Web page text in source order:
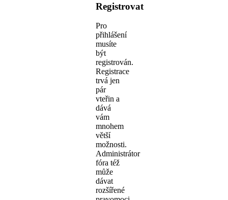
Registrovat
Pro
přihlášení
musíte
být
registrován.
Registrace
trvá jen
pár
vteřin a
dává
vám
mnohem
větší
možnosti.
Administrátor
fóra též
může
dávat
rozšířené